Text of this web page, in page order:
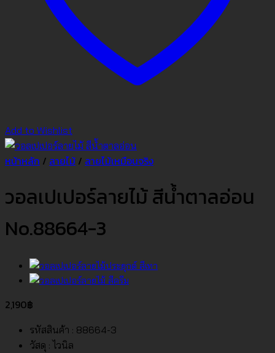
Add to Wishlist
หน้าหลัก / ลายไม้ / ลายไม้เหมือนจริง
วอลเปเปอร์ลายไม้ สีน้ำตาลอ่อน
No.88664-3
2,190฿
รหัสสินค้า : 88664-3
วัสดุ : ไวนิล